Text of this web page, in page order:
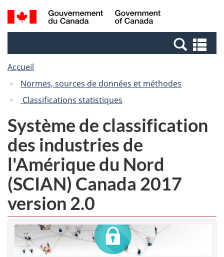
Passer
au
Passer
à
Canada
Recherche
et
et
Accueil
Normes, sources de données et méthodes
Classifications statistiques
Système de classification
des industries de
l'Amérique du Nord
(SCIAN) Canada 2017
version 2.0